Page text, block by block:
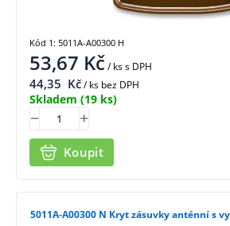
53,67 Kč/ kss DPH
44,35 Kč/ ks bez DPH
Skladem (19 ks)
Koupit
Kód 1: 5011A-A00300 H
5011A-A00300 N Kryt zásuvky anténní s vylamovacím otvorem,